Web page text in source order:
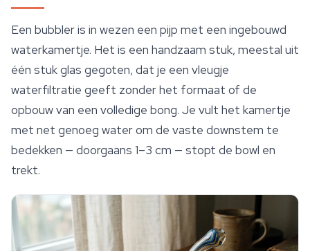
Een bubbler is in wezen een pijp met een ingebouwd
waterkamertje. Het is een handzaam stuk, meestal uit
één stuk glas gegoten, dat je een vleugje
waterfiltratie geeft zonder het formaat of de
opbouw van een volledige bong. Je vult het kamertje
met net genoeg water om de vaste downstem te
bedekken — doorgaans 1–3 cm — stopt de bowl en
trekt.